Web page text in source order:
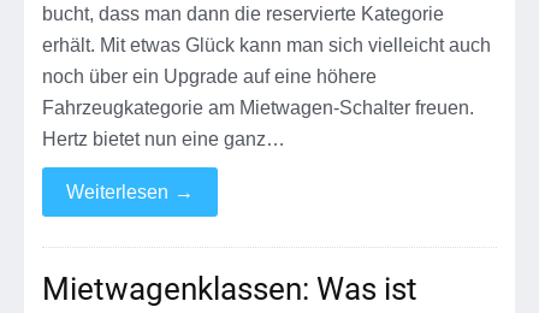
bucht, dass man dann die reservierte Kategorie
erhält. Mit etwas Glück kann man sich vielleicht auch
noch über ein Upgrade auf eine höhere
Fahrzeugkategorie am Mietwagen-Schalter freuen.
Hertz bietet nun eine ganz…
Weiterlesen →
Mietwagenklassen: Was ist